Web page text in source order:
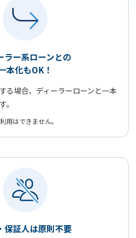
ラー系ローンとの
本化もOK！
る場合、ディーラーローンと一本
。
用はできません。
保証人は原則不要